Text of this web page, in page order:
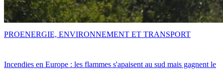
Incendies en Europe : les flammes s'apaisent au sud mais gagnent le
PROENERGIE, ENVIRONNEMENT ET TRANSPORT